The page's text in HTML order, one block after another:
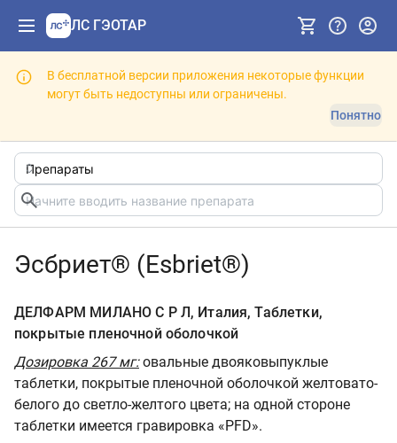
ЛС ГЭОТАР
В бесплатной версии приложения некоторые функции
могут быть недоступны или ограничены.
Понятно
Эсбриет® (Esbriet®)
ДЕЛФАРМ МИЛАНО С Р Л, Италия, Таблетки,
покрытые пленочной оболочкой
Дозировка 267 мг: овальные двояковыпуклые
таблетки, покрытые пленочной оболочкой желтовато-
белого до светло-желтого цвета; на одной стороне
таблетки имеется гравировка «PFD».